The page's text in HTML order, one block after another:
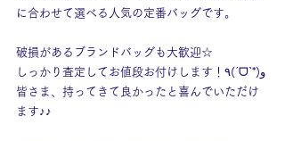
に合わせて選べる人気の定番バッグです。
破損があるブランドバッグも大歓迎☆
しっかり査定してお値段お付けします！٩(ˊᗜˋ*)و
皆さま、持ってきて良かったと喜んでいただけ
ます♪♪